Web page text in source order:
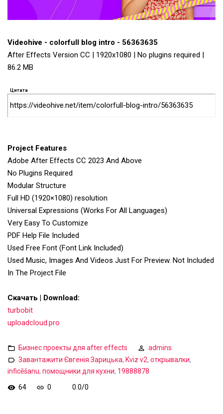
Videohive - colorfull blog intro - 56363635
After Effects Version CC | 1920x1080 | No plugins required |
86.2 MB
Цитата
https://videohive.net/item/colorfull-blog-intro/56363635
Project Features
Adobe After Effects CC 2023 And Above
No Plugins Required
Modular Structure
Full HD (1920×1080) resolution
Universal Expressions (Works For All Languages)
Very Easy To Customize
PDF Help File Included
Used Free Font (Font Link Included)
Used Music, Images And Videos Just For Preview. Not Included
In The Project File
Скачать | Download:
turbobit
uploadcloud.pro
Бизнес проекты для after effects
admins
Завантажити Євгенія Зарицька, Kviz v2, открывалки,
inficēšanu, помощники для кухни, 19888878
64
0 0.0/0